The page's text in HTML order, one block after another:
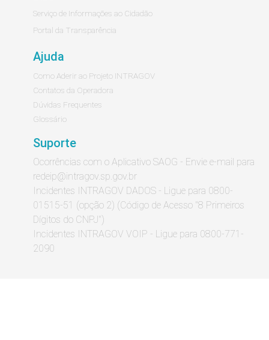
Serviço de Informações ao Cidadão
Portal da Transparência
Ajuda
Como Aderir ao Projeto INTRAGOV
Contatos da Operadora
Dúvidas Frequentes
Glossário
Suporte
Ocorrências com o Aplicativo SAOG - Envie e-mail para
redeip@intragov.sp.gov.br
Incidentes INTRAGOV DADOS - Ligue para 0800-
01515-51 (opção 2) (Código de Acesso "8 Primeiros
Dígitos do CNPJ")
Incidentes INTRAGOV VOIP - Ligue para 0800-771-
2090